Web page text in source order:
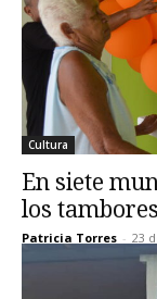
Cultura
En siete
los
Patricia Torres - 23